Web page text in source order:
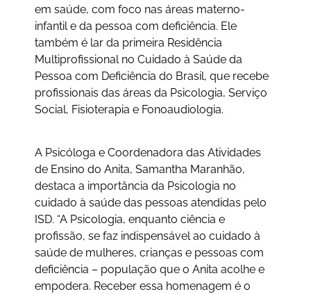
em saúde, com foco nas áreas materno-
infantil e da pessoa com deficiência. Ele
também é lar da primeira Residência
Multiprofissional no Cuidado à Saúde da
Pessoa com Deficiência do Brasil, que recebe
profissionais das áreas da Psicologia, Serviço
Social, Fisioterapia e Fonoaudiologia.
A Psicóloga e Coordenadora das Atividades
de Ensino do Anita, Samantha Maranhão,
destaca a importância da Psicologia no
cuidado à saúde das pessoas atendidas pelo
ISD. “A Psicologia, enquanto ciência e
profissão, se faz indispensável ao cuidado à
saúde de mulheres, crianças e pessoas com
deficiência – população que o Anita acolhe e
empodera. Receber essa homenagem é o